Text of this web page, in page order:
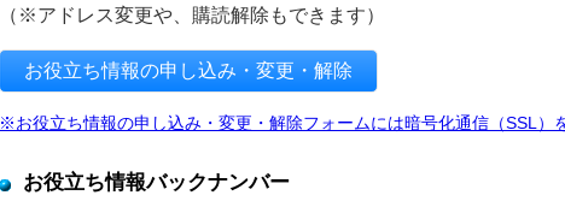
（※アドレス変更や、購読解除もできます）
お役立ち情報の申し込み・変更・解除
※お役立ち情報の申し込み・変更・解除フォームには暗号化通信（SSL）
お役立ち情報バックナンバー